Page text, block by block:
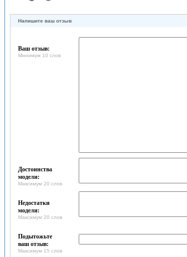
Напишите ваш отзыв
Ваш отзыв:
Минимум 10 слов
Достоинства
модели:
Максимум 20 слов
Недостатки
модели:
Максимум 20 слов
Подытожьте
ваш отзыв:
Максимум 15 слов